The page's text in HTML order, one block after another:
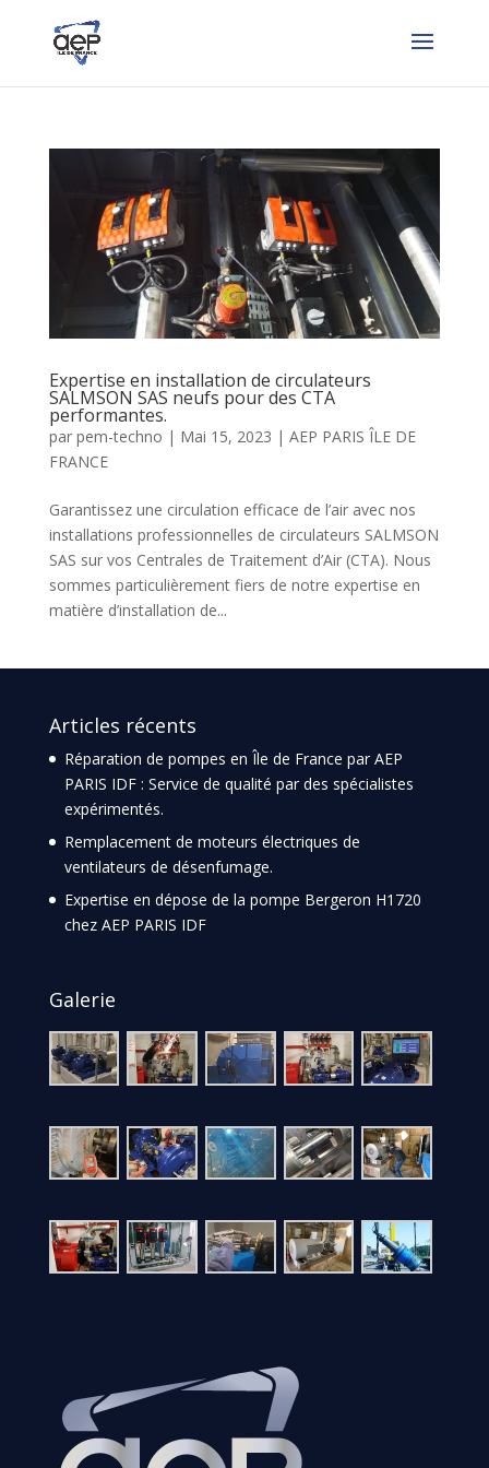
Expertise en installation de circulateurs
SALMSON SAS neufs pour des CTA
performantes.
par pem-techno | Mai 15, 2023 | AEP PARIS ÎLE DE
FRANCE
Garantissez une circulation efficace de l’air avec nos
installations professionnelles de circulateurs SALMSON
SAS sur vos Centrales de Traitement d’Air (CTA). Nous
sommes particulièrement fiers de notre expertise en
matière d’installation de...
Articles récents
Réparation de pompes en Île de France par AEP
PARIS IDF : Service de qualité par des spécialistes
expérimentés.
Remplacement de moteurs électriques de
ventilateurs de désenfumage.
Expertise en dépose de la pompe Bergeron H1720
chez AEP PARIS IDF
Galerie